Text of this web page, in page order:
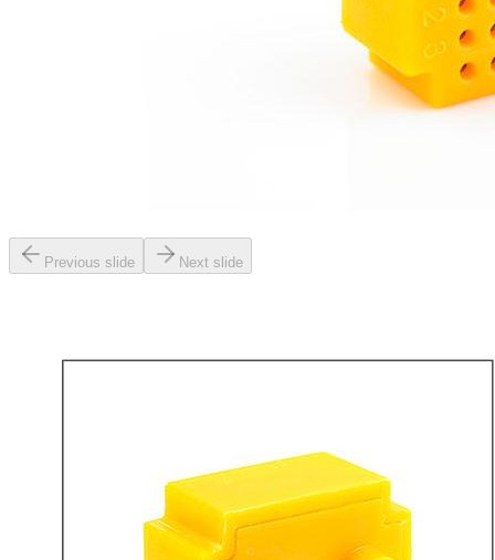
Previous slide Next slide